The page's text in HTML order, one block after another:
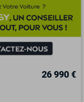
26 990 €